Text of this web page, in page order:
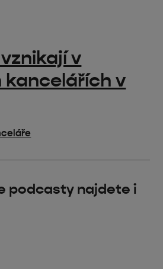
v
kancelářích v
podcasty najdete i